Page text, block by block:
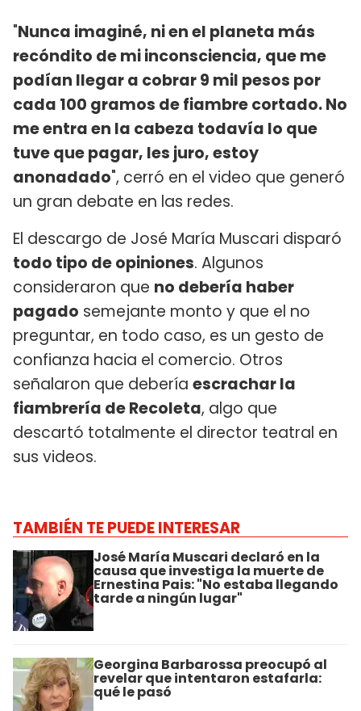
"Nunca imaginé, ni en el planeta más
recóndito de mi inconsciencia, que me
podían llegar a cobrar 9 mil pesos por
cada 100 gramos de fiambre cortado. No
me entra en la cabeza todavía lo que
tuve que pagar, les juro, estoy
anonadado", cerró en el video que generó
un gran debate en las redes.
El descargo de José María Muscari disparó
todo tipo de opiniones. Algunos
consideraron que no debería haber
pagado semejante monto y que el no
preguntar, en todo caso, es un gesto de
confianza hacia el comercio. Otros
señalaron que debería escrachar la
fiambrería de Recoleta, algo que
descartó totalmente el director teatral en
sus videos.
TAMBIÉN TE PUEDE INTERESAR
José María Muscari declaró en la
causa que investiga la muerte de
Ernestina Pais: "No estaba llegando
tarde a ningún lugar"
Georgina Barbarossa preocupó al
revelar que intentaron estafarla:
qué le pasó